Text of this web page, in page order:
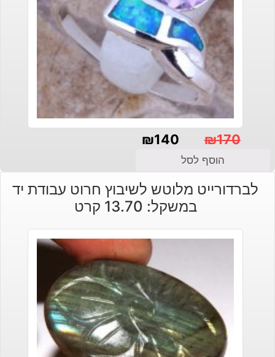
₪170
המקורי
היה:
₪140
הנוכחי
הוא:
הוסף לסל
לברדורייט מלוטש לשיבוץ חרוט עבודת יד
במשקל: 13.70 קרט